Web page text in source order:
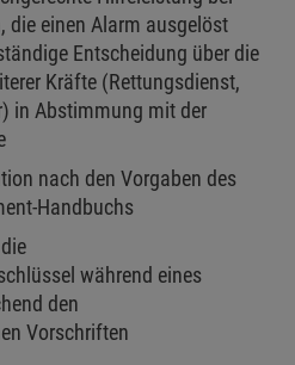
die einen Alarm ausgelöst
Entscheidung über die
Kräfte (Rettungsdienst,
in Abstimmung mit der
nach den Vorgaben des
Handbuchs
während eines
den
Vorschriften